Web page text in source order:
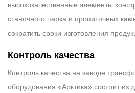
высококачественные элементы
станочного парка и пропиточных
сократить сроки изготовления
Контроль качества
Контроль качества на заводе
оборудования «Арктика» состоит из